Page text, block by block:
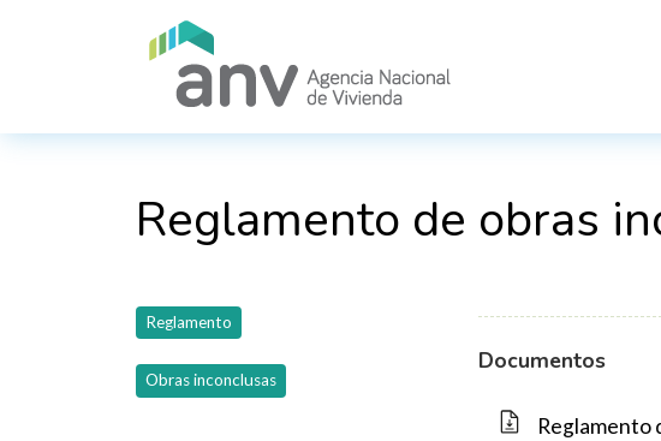
Reglamento de obras
Reglamento
Obras inconclusas
Documentos
Reglamento